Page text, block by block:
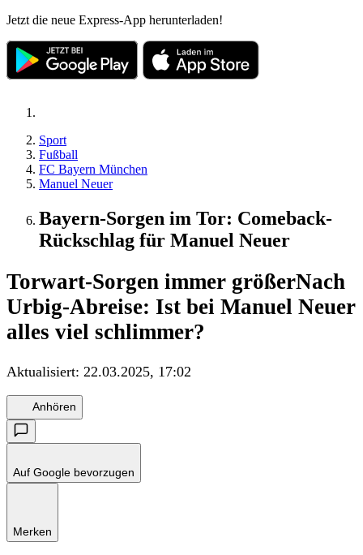
Jetzt die neue Express-App herunterladen!
Sport
Fußball
FC Bayern München
Manuel Neuer
Bayern-Sorgen im Tor: Comeback-
Rückschlag für Manuel Neuer
Torwart-Sorgen immer größerNach
Urbig-Abreise: Ist bei Manuel Neuer
alles viel schlimmer?
Aktualisiert: 22.03.2025, 17:02
Anhören
Auf Google bevorzugen
Merken